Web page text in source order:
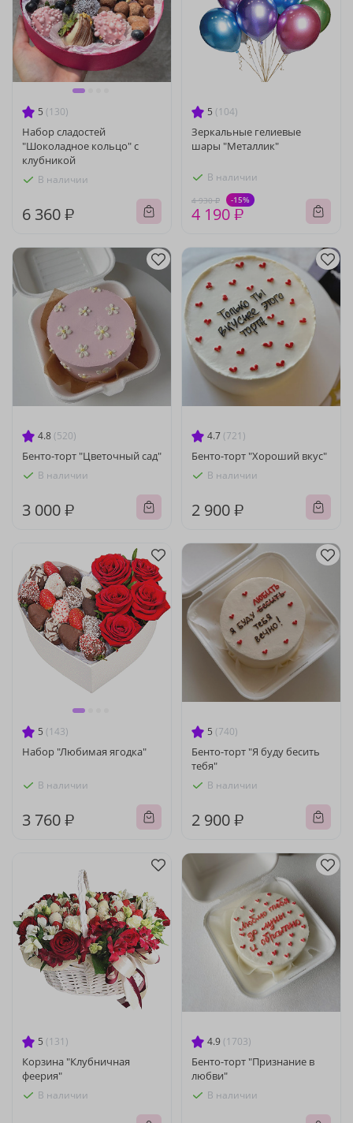
5 (130)
Набор сладостей
"Шоколадное кольцо" с
клубникой
В наличии
6 360 ₽
5 (104)
Зеркальные гелиевые
шары "Металлик"
В наличии
4 930 ₽ -15%
4 190 ₽
4.8 (520)
Бенто-торт "Цветочный сад"
В наличии
3 000 ₽
4.7 (721)
Бенто-торт "Хороший вкус"
В наличии
2 900 ₽
5 (143)
Набор "Любимая ягодка"
В наличии
3 760 ₽
5 (740)
Бенто-торт "Я буду бесить
тебя"
В наличии
2 900 ₽
5 (131)
Корзина "Клубничная
феерия"
В наличии
4.9 (1703)
Бенто-торт "Признание в
любви"
В наличии